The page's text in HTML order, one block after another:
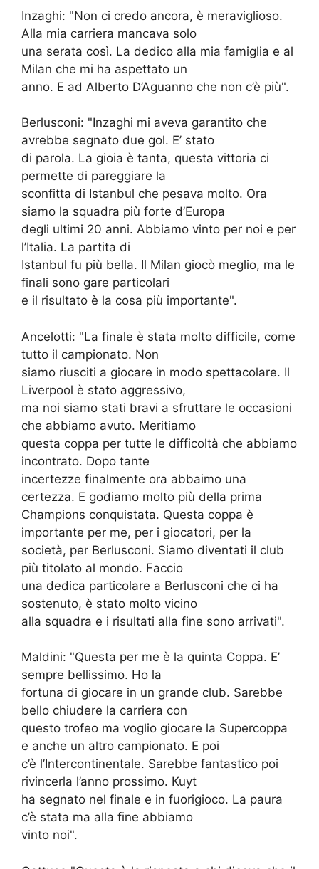
Inzaghi: "Non ci credo ancora, è meraviglioso.
Alla mia carriera mancava solo
una serata così. La dedico alla mia famiglia e al
Milan che mi ha aspettato un
anno. E ad Alberto D’Aguanno che non c’è più".
Berlusconi: "Inzaghi mi aveva garantito che
avrebbe segnato due gol. E’ stato
di parola. La gioia è tanta, questa vittoria ci
permette di pareggiare la
sconfitta di Istanbul che pesava molto. Ora
siamo la squadra più forte d’Europa
degli ultimi 20 anni. Abbiamo vinto per noi e per
l’Italia. La partita di
Istanbul fu più bella. Il Milan giocò meglio, ma le
finali sono gare particolari
e il risultato è la cosa più importante".
Ancelotti: "La finale è stata molto difficile, come
tutto il campionato. Non
siamo riusciti a giocare in modo spettacolare. Il
Liverpool è stato aggressivo,
ma noi siamo stati bravi a sfruttare le occasioni
che abbiamo avuto. Meritiamo
questa coppa per tutte le difficoltà che abbiamo
incontrato. Dopo tante
incertezze finalmente ora abbaimo una
certezza. E godiamo molto più della prima
Champions conquistata. Questa coppa è
importante per me, per i giocatori, per la
società, per Berlusconi. Siamo diventati il club
più titolato al mondo. Faccio
una dedica particolare a Berlusconi che ci ha
sostenuto, è stato molto vicino
alla squadra e i risultati alla fine sono arrivati".
Maldini: "Questa per me è la quinta Coppa. E’
sempre bellissimo. Ho la
fortuna di giocare in un grande club. Sarebbe
bello chiudere la carriera con
questo trofeo ma voglio giocare la Supercoppa
e anche un altro campionato. E poi
c’è l’Intercontinentale. Sarebbe fantastico poi
rivincerla l’anno prossimo. Kuyt
ha segnato nel finale e in fuorigioco. La paura
c’è stata ma alla fine abbiamo
vinto noi".